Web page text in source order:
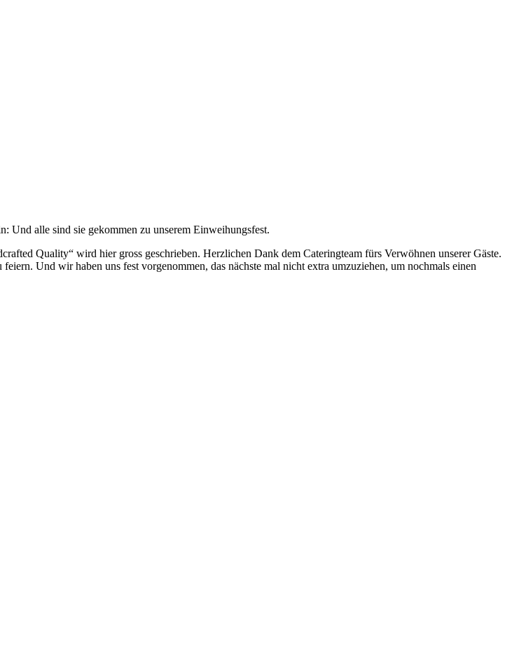
Und alle sind sie gekommen zu unserem Einweihungsfest.
Quality“ wird hier gross geschrieben. Herzlichen Dank dem Cateringteam fürs Verwöhnen unserer Gäste.
Und wir haben uns fest vorgenommen, das nächste mal nicht extra umzuziehen, um nochmals einen